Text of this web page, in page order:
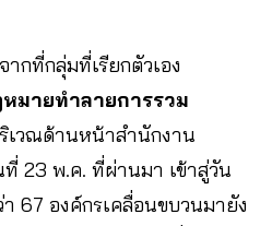
กที่กลุ่มที่เรียกตัวเอง
มายทำลายการรวม
วณด้านหน้าสำนักงาน
23 พ.ค. ที่ผ่านมา เข้าสู่วัน
67 องค์กรเคลื่อนขบวนมายัง